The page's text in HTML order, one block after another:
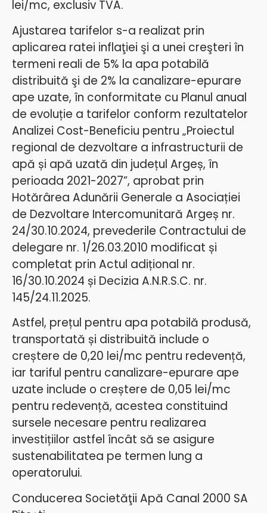
lei/mc, exclusiv TVA.
Ajustarea tarifelor s-a realizat prin
aplicarea ratei inflaţiei şi a unei creşteri în
termeni reali de 5% la apa potabilă
distribuită şi de 2% la canalizare-epurare
ape uzate, în conformitate cu Planul anual
de evoluție a tarifelor conform rezultatelor
Analizei Cost-Beneficiu pentru „Proiectul
regional de dezvoltare a infrastructurii de
apă și apă uzată din județul Argeș, în
perioada 2021-2027”, aprobat prin
Hotărârea Adunării Generale a Asociației
de Dezvoltare Intercomunitară Argeș nr.
24/30.10.2024, prevederile Contractului de
delegare nr. 1/26.03.2010 modificat și
completat prin Actul adițional nr.
16/30.10.2024 și Decizia A.N.R.S.C. nr.
145/24.11.2025.
Astfel, prețul pentru apa potabilă produsă,
transportată și distribuită include o
creștere de 0,20 lei/mc pentru redevență,
iar tariful pentru canalizare-epurare ape
uzate include o creștere de 0,05 lei/mc
pentru redevență, acestea constituind
sursele necesare pentru realizarea
investițiilor astfel încât să se asigure
sustenabilitatea pe termen lung a
operatorului.
Conducerea Societăţii Apă Canal 2000 SA